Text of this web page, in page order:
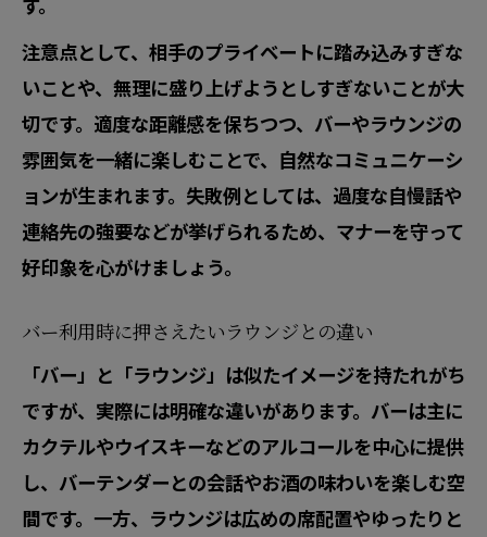
注意点として、相手のプライベートに踏み込みすぎな
いことや、無理に盛り上げようとしすぎないことが大
切です。適度な距離感を保ちつつ、バーやラウンジの
雰囲気を一緒に楽しむことで、自然なコミュニケーシ
ョンが生まれます。失敗例としては、過度な自慢話や
連絡先の強要などが挙げられるため、マナーを守って
好印象を心がけましょう。
バー利用時に押さえたいラウンジとの違い
「バー」と「ラウンジ」は似たイメージを持たれがち
ですが、実際には明確な違いがあります。バーは主に
カクテルやウイスキーなどのアルコールを中心に提供
し、バーテンダーとの会話やお酒の味わいを楽しむ空
間です。一方、ラウンジは広めの席配置やゆったりと